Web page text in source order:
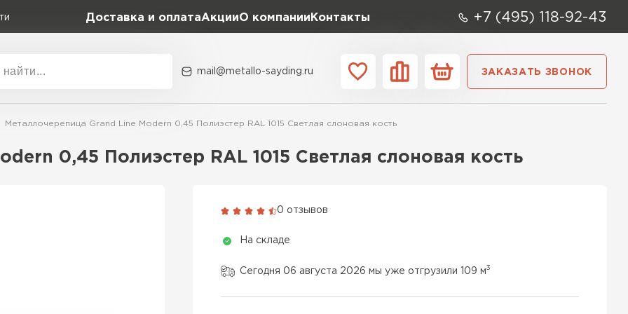
Доставка и оплатаАкцииО компании Контакты +7 (495) 118-92-43
Коллекция
Classic Grand Line
mail@metallo-sayding.ru ЗАКАЗАТЬ ЗВОНОК
Металлочерепица Grand Line Modern 0,45 Полиэстер RAL 1015 Светлая слоновая кость
0,45 Полиэстер RAL 1015 Светлая слоновая кость
0 отзывов
На складе
Сегодня 06 августа 2026 мы уже отгрузили 109 м3